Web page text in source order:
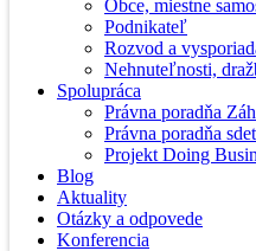
Obce, miestne
Podnikateľ
Rozvod a
Nehnuteľnosti,
Spolupráca
Právna poradňa
Právna poradňa
Projekt Doing
Blog
Aktuality
Otázky a odpovede
Konferencia